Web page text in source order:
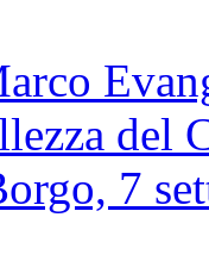
del
7